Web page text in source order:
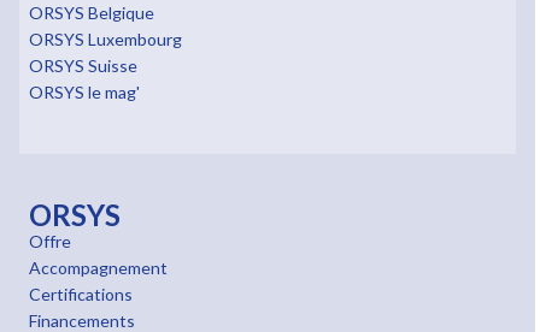
ORSYS Belgique
ORSYS Luxembourg
ORSYS Suisse
ORSYS le mag'
ORSYS
Offre
Accompagnement
Certifications
Financements